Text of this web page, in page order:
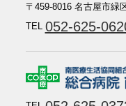
〒459-8016 名古屋市緑
TEL 052-625-